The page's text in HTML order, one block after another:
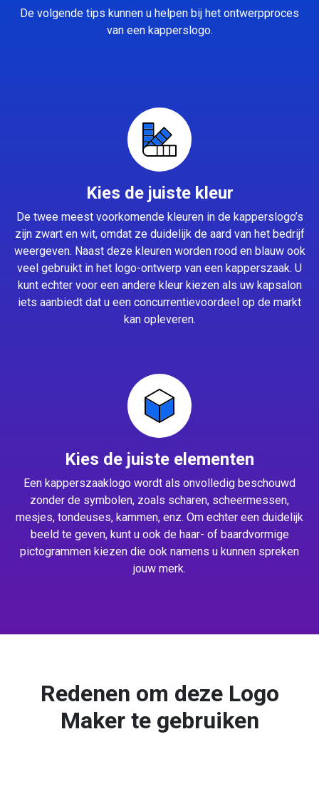
De volgende tips kunnen u helpen bij het ontwerpproces
van een kapperslogo.
Kies de juiste kleur
De twee meest voorkomende kleuren in de kapperslogo’s
zijn zwart en wit, omdat ze duidelijk de aard van het bedrijf
weergeven. Naast deze kleuren worden rood en blauw ook
veel gebruikt in het logo-ontwerp van een kapperszaak. U
kunt echter voor een andere kleur kiezen als uw kapsalon
iets aanbiedt dat u een concurrentievoordeel op de markt
kan opleveren.
Kies de juiste elementen
Een kapperszaaklogo wordt als onvolledig beschouwd
zonder de symbolen, zoals scharen, scheermessen,
mesjes, tondeuses, kammen, enz. Om echter een duidelijk
beeld te geven, kunt u ook de haar- of baardvormige
pictogrammen kiezen die ook namens u kunnen spreken
jouw merk.
Redenen om deze Logo
Maker te gebruiken